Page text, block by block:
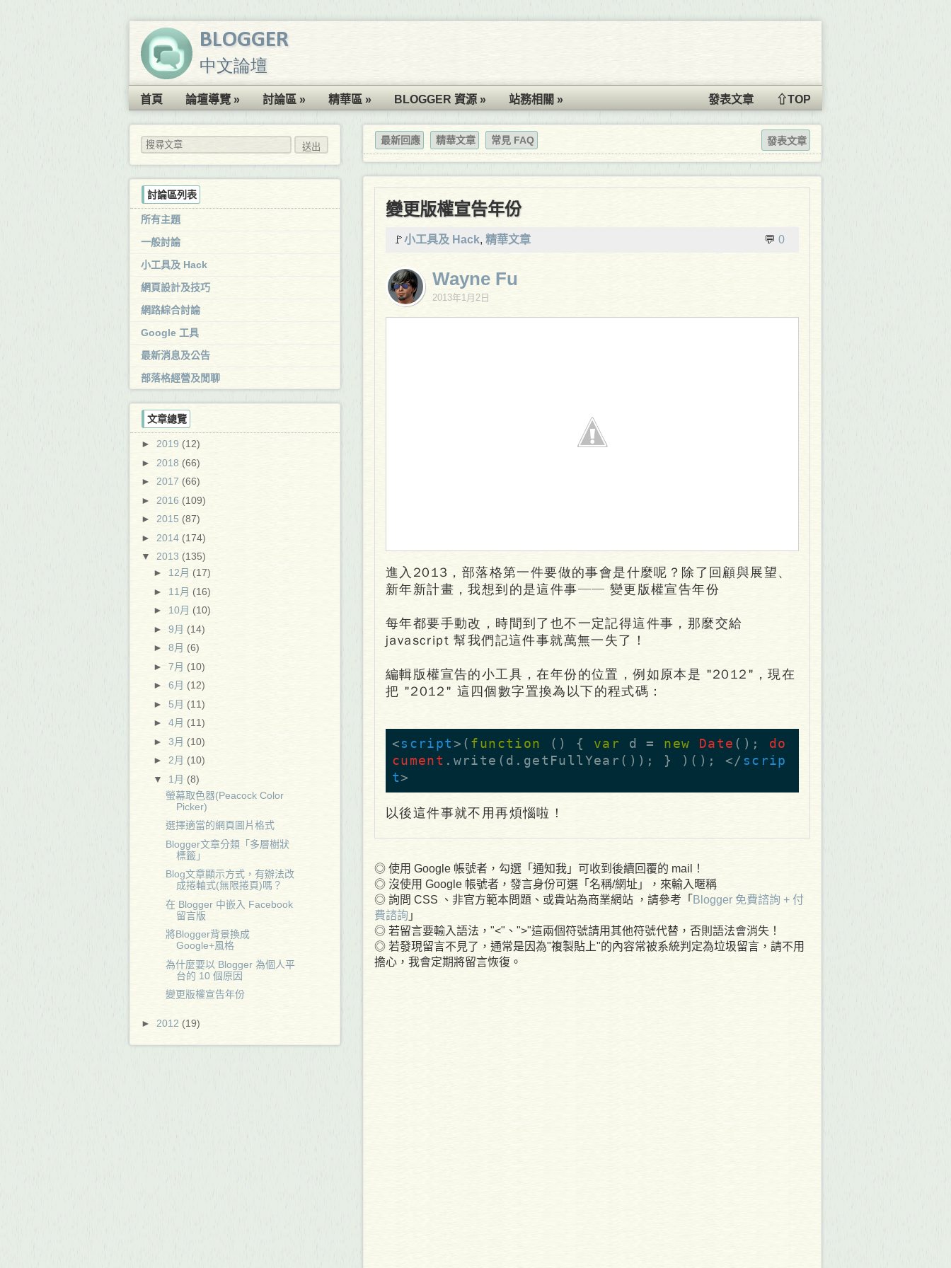
BLOGGER
中文論壇
首頁 論壇導覽 » 討論區 » 精華區 » BLOGGER 資源 » 站務相關 » ⇧TOP
發表文章
最新回應 精華文章 常見 FAQ 發表文章
變更版權宣告年份
🚩小工具及 Hack, 精華文章 💬 0
Wayne Fu
2013年1月2日
進入2013，部落格第一件要做的事會是什麼呢？除了回顧與展望、
新年新計畫，我想到的是這件事── 變更版權宣告年份
每年都要手動改，時間到了也不一定記得這件事，那麼交給
javascript 幫我們記這件事就萬無一失了！
編輯版權宣告的小工具，在年份的位置，例如原本是 "2012"，現在
把 "2012" 這四個數字置換為以下的程式碼：
< script > ( function ( ) { var d = new Date (); do
cument .write(d.getFullYear()); } )();</ scrip
t>
以後這件事就不用再煩惱啦！
◎ 使用 Google 帳號者，勾選「通知我」可收到後續回覆的 mail！
◎ 沒使用 Google 帳號者，發言身份可選「名稱/網址」，來輸入暱稱
◎ 詢問 CSS 、非官方範本問題、或貴站為商業網站 ，請參考「 Blogger 免費諮詢 + 付
費諮詢 」
◎ 若留言要輸入語法，"<"、">"這兩個符號請用其他符號代替，否則語法會消失！
◎ 若發現留言不見了，通常是因為"複製貼上"的內容常被系統判定為垃圾留言，請不用
擔心，我會定期將留言恢復。
討論區列表
所有主題
一般討論
小工具及 Hack
網頁設計及技巧
網路綜合討論
Google 工具
最新消息及公告
部落格經營及閒聊
文章總覽
► 2019 (12)
► 2018 (66)
► 2017 (66)
► 2016 (109)
► 2015 (87)
► 2014 (174)
▼ 2013 (135)
► 12月 (17)
► 11月 (16)
► 10月 (10)
► 9月 (14)
► 8月 (6)
► 7月 (10)
► 6月 (12)
► 5月 (11)
► 4月 (11)
► 3月 (10)
► 2月 (10)
▼ 1月 (8)
螢幕取色器(Peacock Color
Picker)
選擇適當的網頁圖片格式
Blogger文章分類「多層樹狀
標籤」
Blog文章顯示方式，有辦法改
成捲軸式(無限捲頁)嗎？
在 Blogger 中嵌入 Facebook
留言版
將Blogger背景換成
Google+風格
為什麼要以 Blogger 為個人平
台的 10 個原因
變更版權宣告年份
► 2012 (19)